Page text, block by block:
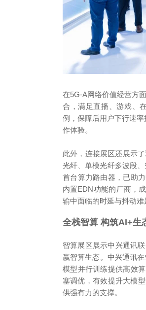
在5G-A网络价值经营方
合，满足直播、游戏、
例，保障后用户下行速
作体验。
此外，连接展区还展示
光纤、单模光纤多波段
首台算力路由器，已助
内置EDN功能的厂商，
输中面临的时延与抖动难
全栈智算 构筑AI+生
智算展区展示中兴通讯
赢智算生态。中兴通讯
模型并行训练提供高效
塞调优，有效提升大模
供强有力的支撑。